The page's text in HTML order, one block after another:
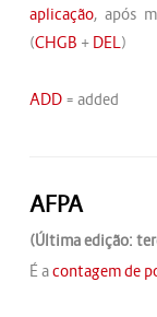
aplicação, após
(CHGB + DEL)
ADD= added
AFPA
(Última edição:
É acontagem de